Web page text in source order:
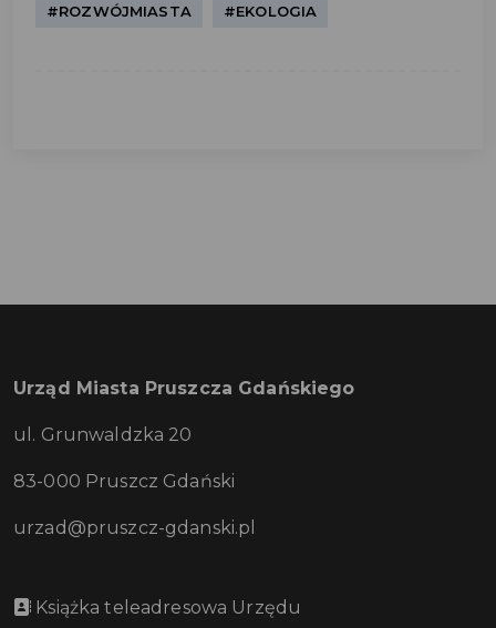
#ROZWÓJMIASTA #EKOLOGIA
Urząd Miasta Pruszcza Gdańskiego
ul. Grunwaldzka 20
83-000 Pruszcz Gdański
urzad@pruszcz-gdanski.pl
Książka teleadresowa Urzędu